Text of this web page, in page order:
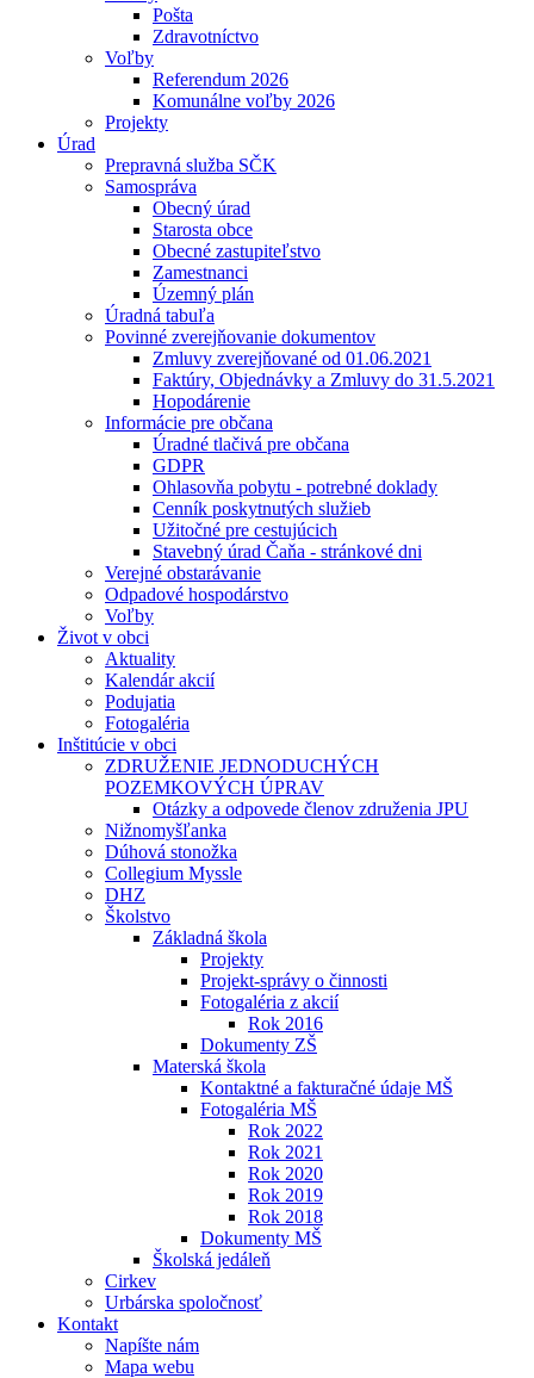
Pošta
Zdravotníctvo
Voľby
Referendum 2026
Komunálne voľby 2026
Projekty
Úrad
Prepravná služba SČK
Samospráva
Obecný úrad
Starosta obce
Obecné zastupiteľstvo
Zamestnanci
Územný plán
Úradná tabuľa
Povinné zverejňovanie dokumentov
Zmluvy zverejňované od 01.06.2021
Faktúry, Objednávky a Zmluvy do 31.5.2021
Hopodárenie
Informácie pre občana
Úradné tlačivá pre občana
GDPR
Ohlasovňa pobytu - potrebné doklady
Cenník poskytnutých služieb
Užitočné pre cestujúcich
Stavebný úrad Čaňa - stránkové dni
Verejné obstarávanie
Odpadové hospodárstvo
Voľby
Život v obci
Aktuality
Kalendár akcií
Podujatia
Fotogaléria
Inštitúcie v obci
ZDRUŽENIE JEDNODUCHÝCH
POZEMKOVÝCH ÚPRAV
Otázky a odpovede členov združenia JPU
Nižnomyšľanka
Dúhová stonožka
Collegium Myssle
DHZ
Školstvo
Základná škola
Projekty
Projekt-správy o činnosti
Fotogaléria z akcií
Rok 2016
Dokumenty ZŠ
Materská škola
Kontaktné a fakturačné údaje MŠ
Fotogaléria MŠ
Rok 2022
Rok 2021
Rok 2020
Rok 2019
Rok 2018
Dokumenty MŠ
Školská jedáleň
Cirkev
Urbárska spoločnosť
Kontakt
Napíšte nám
Mapa webu